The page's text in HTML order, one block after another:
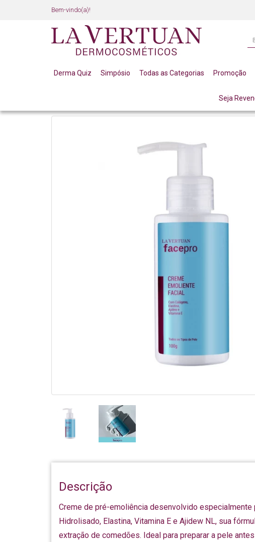
Bem-vindo(a)!
Derma Quiz Simpósio Todas as Categorias Promoção
Seja
CREME
Descrição
Creme de pré-emoliência desenvolvido
Hidrolisado, Elastina, Vitamina E e Ajidew NL, sua
extração de comedões. Ideal para preparar a pele